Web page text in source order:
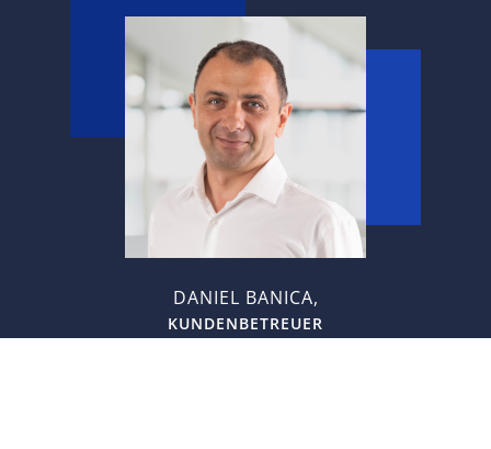
DANIEL BANICA,
KUNDENBETREUER